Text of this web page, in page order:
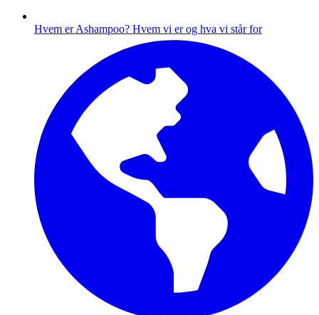
Hvem er Ashampoo? Hvem vi er og hva vi står for